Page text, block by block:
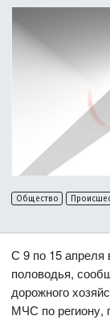
Общество
С 9 по 15 апреля
половодья,
дорожного
МЧС по региону,